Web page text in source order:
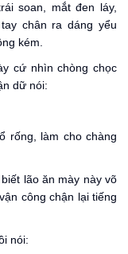
soan, mắt đen láy,
chân ra dáng yểu
kém.
cứ nhìn chòng chọc
dữ nói:
rống, làm cho chàng
lão ăn mày này võ
công chận lại tiếng
nói: